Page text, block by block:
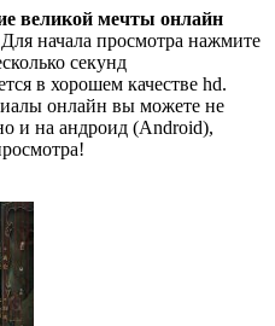
великой мечты онлайн
начала просмотра нажмите
секунд
в хорошем качестве hd.
онлайн вы можете не
и на андроид (Android),